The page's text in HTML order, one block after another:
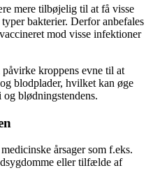
mere tilbøjelig til at få visse
bakterier. Derfor anbefales
mod visse infektioner
kroppens evne til at
blodplader, hvilket kan øge
blødningstendens.
årsager som f.eks.
eller tilfælde af